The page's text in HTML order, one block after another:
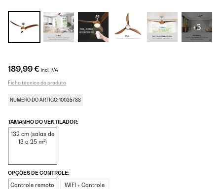
+3
189,99 € incl. IVA
Ficha técnica do produto
NÚMERO DO ARTIGO: 10035788
TAMANHO DO VENTILADOR:
132 cm (salas de
13 a 25 m²)
OPÇÕES DE CONTROLE:
Controle remoto
WIFI + Controle